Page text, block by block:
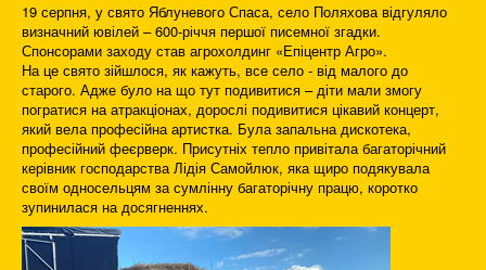
19 серпня, у свято Яблуневого Спаса, село Поляхова відгуляло
визначний ювілей – 600-річчя першої писемної згадки.
Спонсорами заходу став агрохолдинг «Епіцентр Агро».
На це свято зійшлося, як кажуть, все село - від малого до
старого. Адже було на що тут подивитися – діти мали змогу
погратися на атракціонах, дорослі подивитися цікавий концерт,
який вела професійна артистка. Була запальна дискотека,
професійний феєрверк. Присутніх тепло привітала багаторічний
керівник господарства Лідія Самойлюк, яка щиро подякувала
своїм односельцям за сумлінну багаторічну працю, коротко
зупинилася на досягненнях.